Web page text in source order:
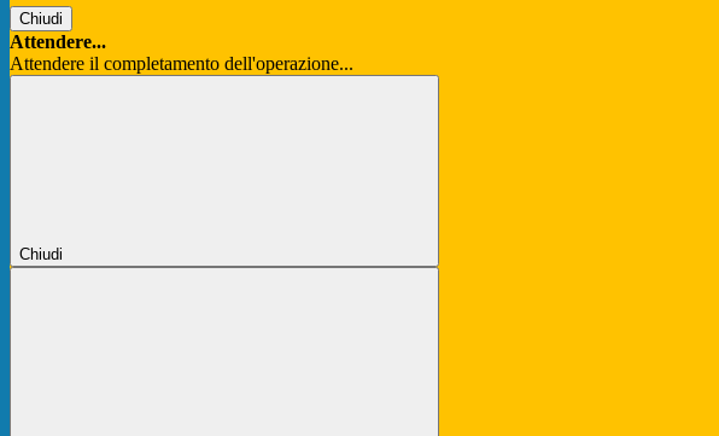
Chiudi
Attendere...
Attendere il completamento dell'operazione...
Chiudi